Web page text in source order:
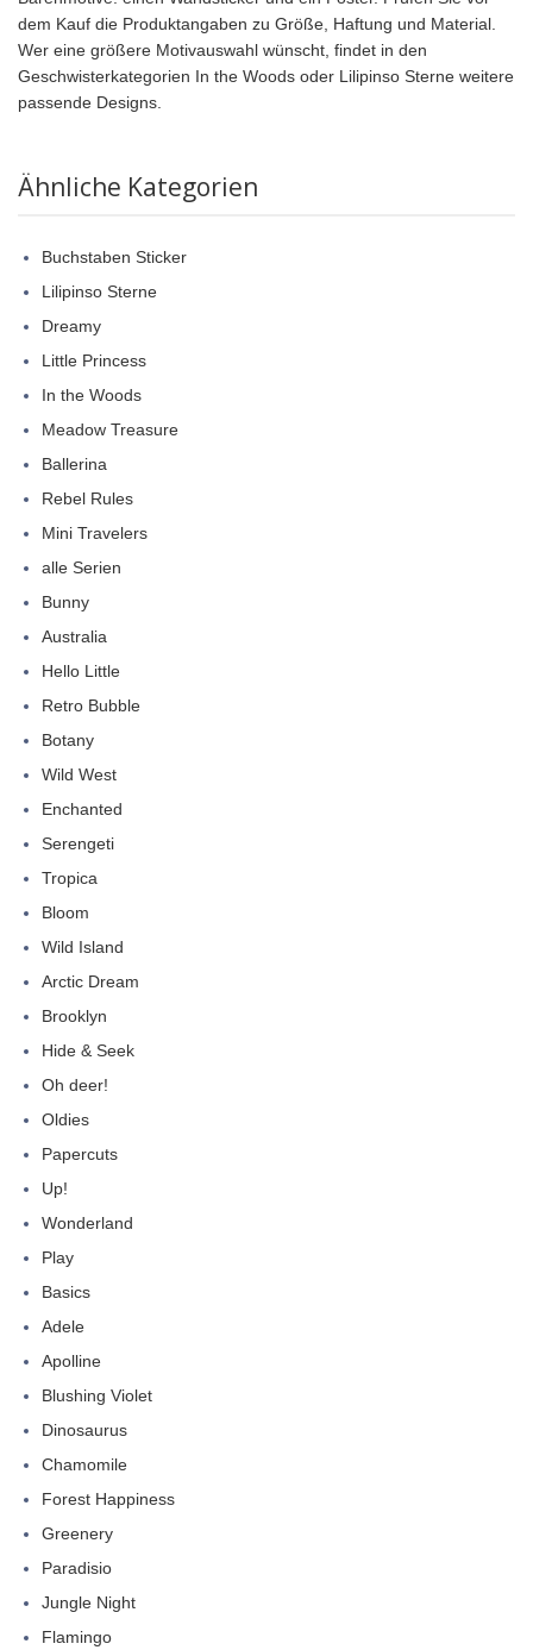
dem Kauf die Produktangaben zu Größe, Haftung und Material.
Wer eine größere Motivauswahl wünscht, findet in den
Geschwisterkategorien In the Woods oder Lilipinso Sterne weitere
passende Designs.
Ähnliche Kategorien
Buchstaben Sticker
Lilipinso Sterne
Dreamy
Little Princess
In the Woods
Meadow Treasure
Ballerina
Rebel Rules
Mini Travelers
alle Serien
Bunny
Australia
Hello Little
Retro Bubble
Botany
Wild West
Enchanted
Serengeti
Tropica
Bloom
Wild Island
Arctic Dream
Brooklyn
Hide & Seek
Oh deer!
Oldies
Papercuts
Up!
Wonderland
Play
Basics
Adele
Apolline
Blushing Violet
Dinosaurus
Chamomile
Forest Happiness
Greenery
Paradisio
Jungle Night
Flamingo